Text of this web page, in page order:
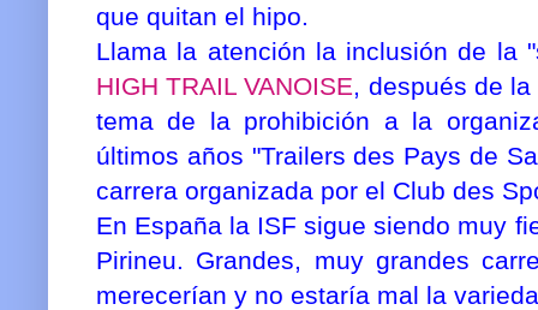
que quitan el hipo.
Llama la atención la inclusión de la
HIGH TRAIL VANOISE, después de
tema de la prohibición a la
últimos años "Trailers des Pays de
carrera organizada por el Club des
En España la ISF sigue siendo muy
Pirineu. Grandes, muy grandes
merecerían y no estaría mal la